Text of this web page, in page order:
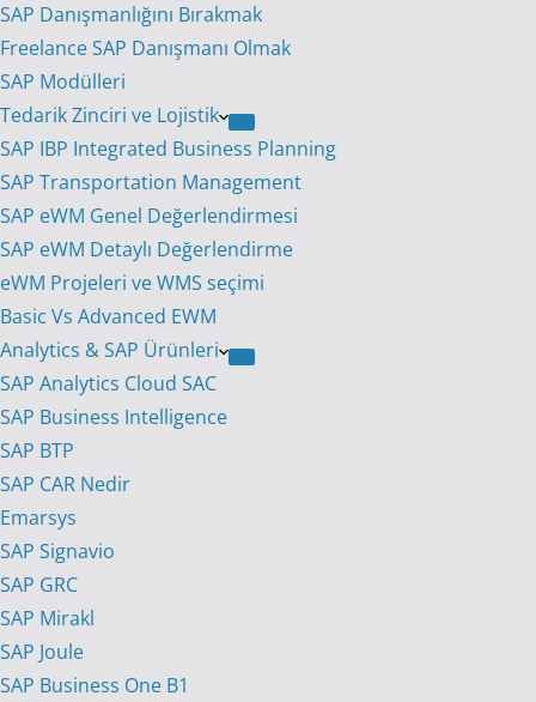
SAP Danışmanlığını Bırakmak
Freelance SAP Danışmanı Olmak
SAP Modülleri
Tedarik Zinciri ve Lojistik
SAP IBP Integrated Business Planning
SAP Transportation Management
SAP eWM Genel Değerlendirmesi
SAP eWM Detaylı Değerlendirme
eWM Projeleri ve WMS seçimi
Basic Vs Advanced EWM
Analytics & SAP Ürünleri
SAP Analytics Cloud SAC
SAP Business Intelligence
SAP BTP
SAP CAR Nedir
Emarsys
SAP Signavio
SAP GRC
SAP Mirakl
SAP Joule
SAP Business One B1